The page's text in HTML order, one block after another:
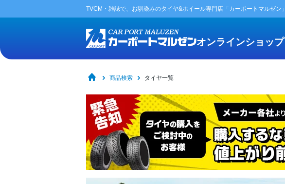
TVCM・雑誌で、お馴染みのタイヤ&ホイール専門店「カーポートマルゼン」
オンラインショップ
商品検索 タイヤ一覧